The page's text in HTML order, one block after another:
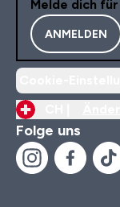
Melde dich
ANMELDEN
Folge uns